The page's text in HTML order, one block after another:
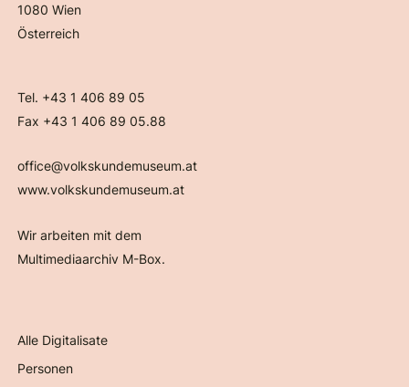
1080 Wien
Österreich
Tel. +43 1 406 89 05
Fax +43 1 406 89 05.88
office@volkskundemuseum.at
www.volkskundemuseum.at
Wir arbeiten mit dem
Multimediaarchiv M-Box.
Alle Digitalisate
Personen